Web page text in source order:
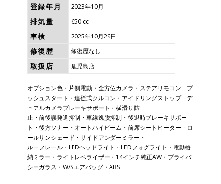
登録年月 2023年10月
排気量 650 cc
車検 2025年10月29日
修復歴 修復歴なし
取扱店 鹿児島店
オプション色・片側電動・全方位カメラ・ステアリモコン・プ
ッシュスタート・追従式クルコン・アイドリングストップ・デ
ュアルカメラブレーキサポート・横滑り防
止・前後誤発進抑制・車線逸脱抑制・後退時ブレーキサポー
ト・後方ソナー・オートハイビーム・前席シートヒーター・ロ
ールサンシェード・サイドアンダーミラー・
ルーフレール・LEDヘッドライト・LEDフォグライト・電動格
納ミラー・ライトレベライザー・14インチ純正AW・プライバ
シーガラス・W/Sエアバッグ・ABS